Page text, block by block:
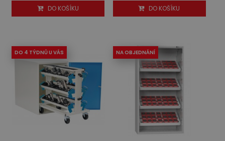
DO KOŠÍKU
DO KOŠÍKU
DO 4 TÝDNŮ U VÁS NA OBJEDNÁNÍ